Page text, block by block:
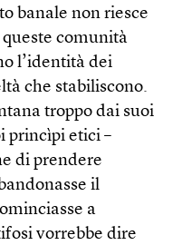
banale non riesce
comunità
l’identità dei
che stabiliscono.
troppo dai suoi
princìpi etici –
di prendere
il
a
vorrebbe dire